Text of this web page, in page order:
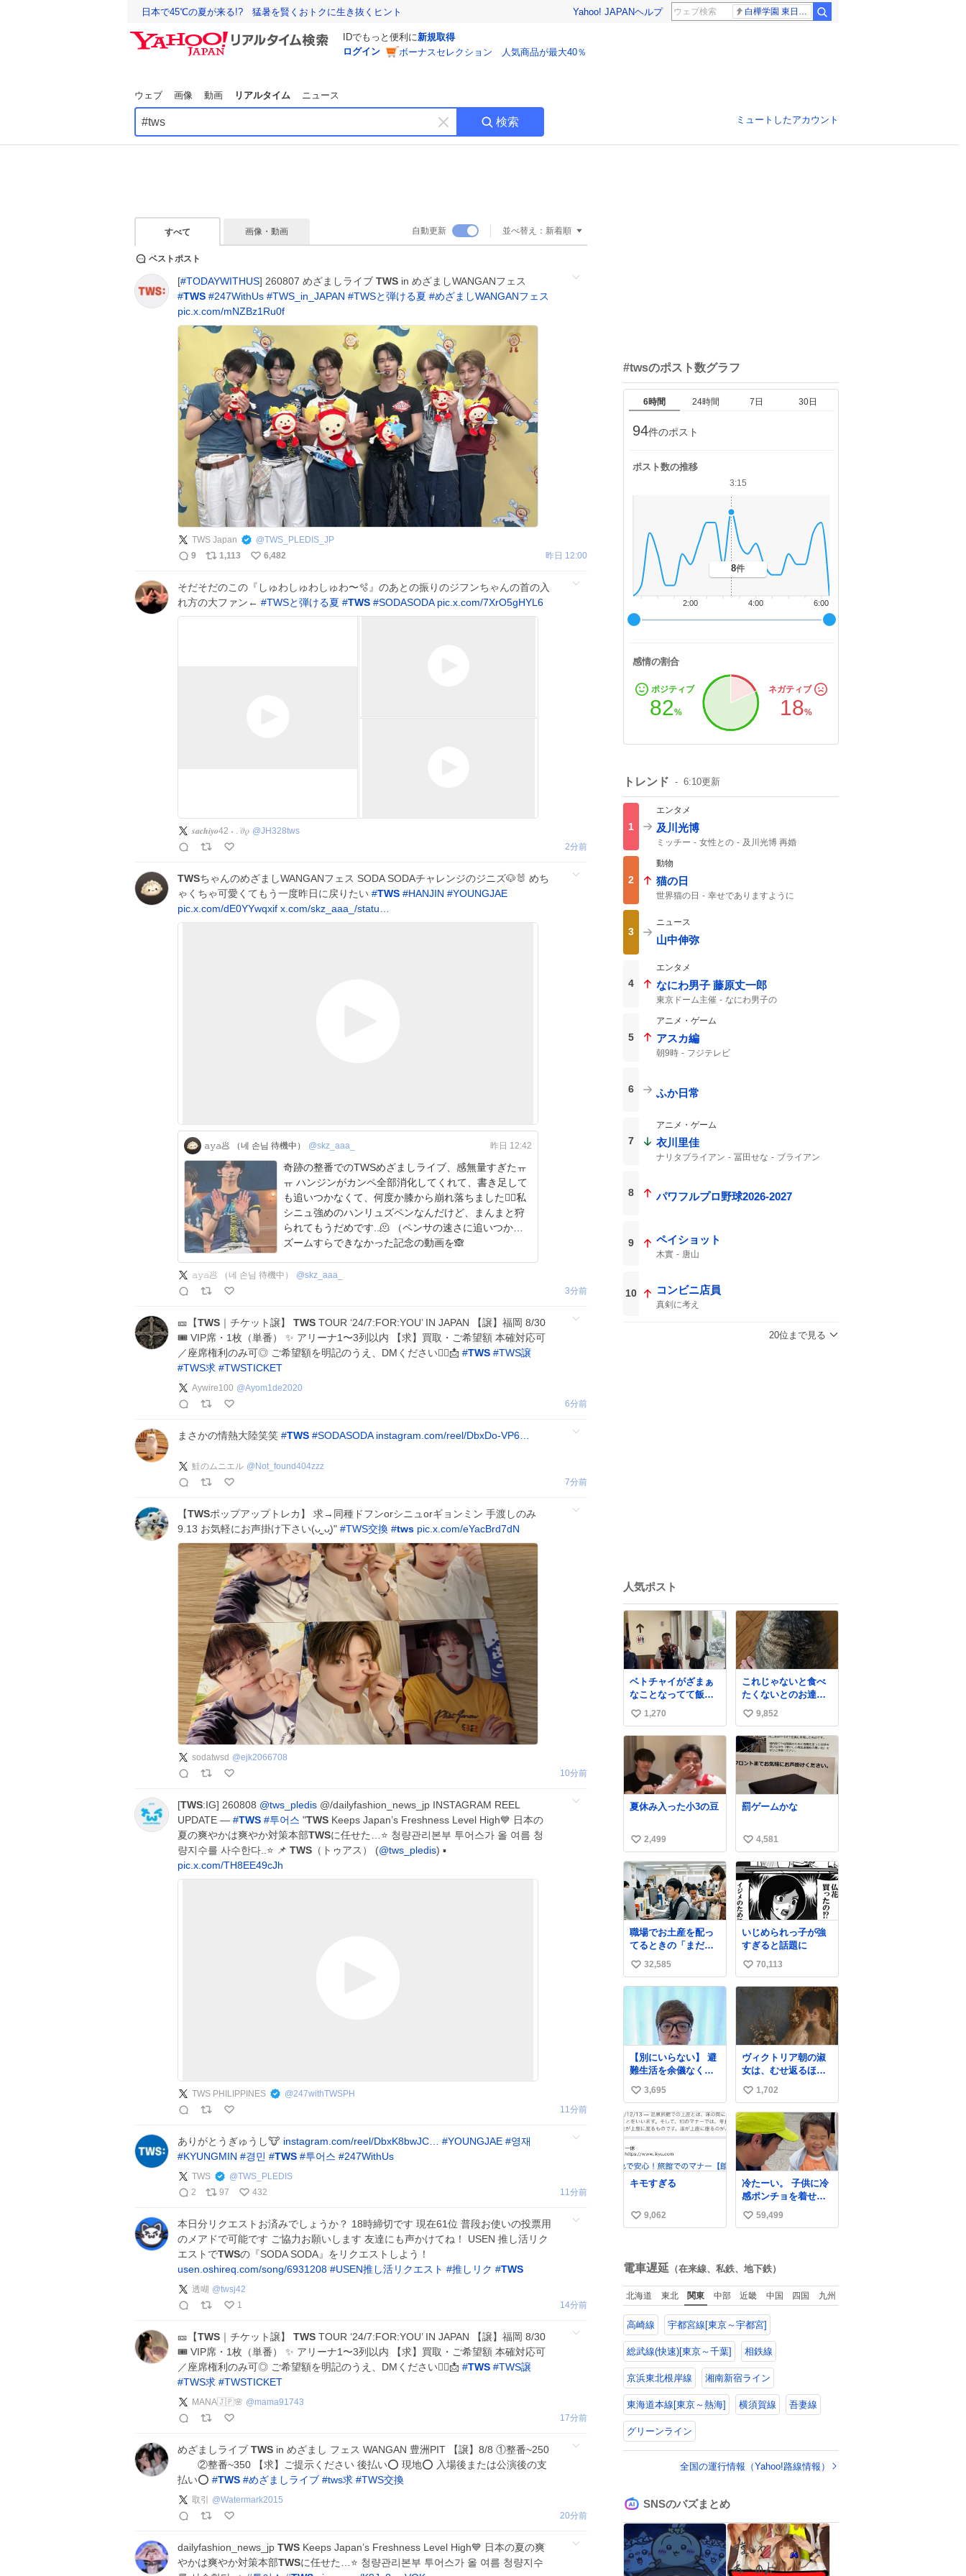
日本で45℃の夏が来る!? 猛暑を賢くおトクに生き抜くヒント Yahoo! JAPANヘルプ 白樺学園 東日大昌平
IDでもっと便利に新規取得
ログイン
ボーナスセレクション 人気商品が最大40％
ウェブ 画像 動画 リアルタイム ニュース
キ
ー
す
検索 ミュートしたアカウント
すべて 画像・動画 自動更新 並べ替え： 新着順
ベストポスト
[#TODAYWITHUS] 260807 めざましライブ TWS in めざましWANGANフェス
#TWS #247WithUs #TWS_in_JAPAN #TWSと弾ける夏 #めざましWANGANフェス
pic.x.com/mNZBz1Ru0f
TWS Japan @TWS_PLEDIS_JP
9
1,113 6,482 昨日 12:00
そだそだのこの『しゅわしゅわしゅわ〜🫧』のあとの振りのジフンちゃんの首の入
れ方の大ファン← #TWSと弾ける夏 #TWS #SODASODA pic.x.com/7XrO5gHYL6
𝒔𝒂𝒄𝒉𝒊𝒚𝒐42 ˖ . ݁𝜗𝜚 @JH328tws
2分前
TWSちゃんのめざましWANGANフェス SODA SODAチャレンジのジニズ🐶🐰 めち
ゃくちゃ可愛くてもう一度昨日に戻りたい #TWS #HANJIN #YOUNGJAE
pic.x.com/dE0YYwqxif x.com/skz_aaa_/statu…
𝚊𝚢𝚊🥟 （네 손님 待機中） @skz_aaa_ 昨日 12:42
奇跡の整番でのTWSめざましライブ、感無量すぎたㅠ
ㅠ ハンジンがカンペ全部消化してくれて、書き足して
も追いつかなくて、何度か膝から崩れ落ちました😶‍🌫️私
シニュ強めのハンリュズペンなんだけど、まんまと狩
られてもうだめです..🫠 （ペンサの速さに追いつかず
ズームすらできなかった記念の動画を🙈
𝚊𝚢𝚊🥟 （네 손님 待機中） @skz_aaa_
3分前
🎫【TWS ｜チケット譲】 TWS TOUR ‘24/7:FOR:YOU’ IN JAPAN 【譲】福岡 8/30
🎟️ VIP席・1枚（単番） ✨ アリーナ1〜3列以内 【求】買取・ご希望額 本確対応可
／座席権利のみ可◎ ご希望額を明記のうえ、DMください🙇‍♀️📩 #TWS #TWS譲
#TWS求 #TWSTICKET
Aywire100 @Ayom1de2020
6分前
まさかの情熱大陸笑笑 #TWS #SODASODA instagram.com/reel/DbxDo-VP6…
鮭のムニエル @ Not_found404zzz
7分前
【TWSポップアップトレカ】 求→同種ドフンorシニュorギョンミン 手渡しのみ
9.13 お気軽にお声掛け下さい(ᴗ͈ˬᴗ͈)" #TWS交換 #tws pic.x.com/eYacBrd7dN
sodatwsd @ejk2066708
10分前
[TWS:IG] 260808 @tws_pledis @/dailyfashion_news_jp INSTAGRAM REEL
UPDATE — #TWS #투어스 "TWS Keeps Japan’s Freshness Level High💙 日本の
夏の爽やかは爽やか対策本部TWSに任せた…⭐️ 청량관리본부 투어스가 올 여름 청
량지수를 사수한다..⭐️ 📌 TWS （トゥアス） (@tws_pledis) ▪️
pic.x.com/TH8EE49cJh
TWS PHILIPPINES @247withTWSPH
11分前
ありがとうぎゅうし🐮 instagram.com/reel/DbxK8bwJC… #YOUNGJAE #영재
#KYUNGMIN #경민 #TWS #투어스 #247WithUs
TWS @TWS_PLEDIS
2
97 432 11分前
本日分リクエストお済みでしょうか？ 18時締切です 現在61位 普段お使いの投票用
のメアドで可能です ご協力お願いします 友達にも声かけてね！ USEN 推し活リク
エストでTWSの『SODA SODA』をリクエストしよう！
usen.oshireq.com/song/6931208 #USEN推し活リクエスト #推しリク #TWS
透㗅 @twsj42
1
14分前
🎫【TWS ｜チケット譲】 TWS TOUR ‘24/7:FOR:YOU’ IN JAPAN 【譲】福岡 8/30
🎟️ VIP席・1枚（単番） ✨ アリーナ1〜3列以内 【求】買取・ご希望額 本確対応可
／座席権利のみ可◎ ご希望額を明記のうえ、DMください🙇‍♀️📩 #TWS #TWS譲
#TWS求 #TWSTICKET
MANA🇯🇵🌸 @mama91743
17分前
めざましライブ TWS in めざまし フェス WANGAN 豊洲PIT 【譲】8/8 ①整番~250
②整番~350 【求】ご提示ください 後払い⭕️ 現地⭕️ 入場後または公演後の支
払い⭕️ #TWS #めざましライブ #tws求 #TWS交換
取引 @Watermark2015
20分前
dailyfashion_news_jp TWS Keeps Japan’s Freshness Level High💙 日本の夏の爽
やかは爽やか対策本部TWSに任せた…⭐️ 청량관리본부 투어스가 올 여름 청량지수
#twsのポスト数グラフ
6時間 24時間 7日 30日
94件のポスト
ポスト数の推移
6:00
4:00
2:00
3:15
8件
感情の割合
ポジティブ
82%
ネガティブ
18%
トレンド 6:10更新
1
エンタメ
及川光博
ミッチー 女性との
及川光博 再婚
俳優として
2
動物
猫の日
世界猫の日
幸せでありますように
3
ニュース
山中伸弥
4
エンタメ
なにわ男子 藤原丈一郎
東京ドーム主催
なにわ男子の
東京ドーム
5
アニメ・ゲーム
アスカ編
朝9時 フジテレビ
6 ふか日常
7
アニメ・ゲーム
衣川里佳
ナリタブライアン 冨田せな
ブライアン
8 パワフルプロ野球2026-2027
9 ペイショット
木實 唐山
10 コンビニ店員
真剣に考え
20位まで見る
人気ポスト
ベトチャイがざまぁ
なことなってて飯う
ますぎ
る〜〜〜！！！！！
！！！ 店員さんの神
対応によって先頭並
んでたのに列からハ
ブられてた
wwwwwwwwwwww
い
い
ね
数
1,270
これじゃないと食べ
たくないとのお達し
だったので、しっぽ
置き場係になってい
る
い
い
ね
数
9,852
夏休み入った小3の豆
い
い
ね
数
2,499
罰ゲームかな
い
い
ね
数
4,581
職場でお土産を配っ
てるときの「まだ気
づいてませんよ」的
な演技が毎回シンド
い。
い
い
32,585
いじめられっ子が強
すぎると話題に
い
い
数
70,113
【別にいらない】 避
難生活を余儀なくさ
れている子どもたち
のためにヒカキンボ
ックス1000個を寄付
させていただきまし
い
い
ね
3,695
ヴィクトリア朝の淑
女は、むせ返るほど
大量の香水を身につ
けるものではないと
されていた。それで
も香水は、髪や肌の
手入れと同じくら
い、ヴィクトリア朝
の女性達の美容習慣
に欠かせないものだ
った。 当時の香水
は、現在私たちが知
る香水よりも単純な
組成で、その大部分
い
い
ね
数
1,702
キモすぎる
い
数
9,062
冷たーい。 子供に冷
感ポンチョを着せて
あげたら大はしゃぎ
で喜んでくれまし
謝。
い
数
59,499
電車遅延 （在来線、私鉄、地下鉄）
北海道 東北 関東 中部 近畿 中国 四国 九州
高崎線 宇都宮線[東京～宇都宮]
総武線(快速)[東京～千葉] 相鉄線
京浜東北根岸線 湘南新宿ライン
東海道本線[東京～熱海] 横須賀線 吾妻線
グリーンライン
全国の運行情報（Yahoo!路線情報）
SNSのバズまとめ